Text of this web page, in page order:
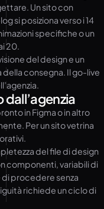
Un sito con
si posiziona verso i 14
specifiche o un
20.
del design e un
consegna. Il go-live
in Figma o in altro
Per un sito vetrina
del file di design
componenti, variabili di
procedere senza
richiede un ciclo di